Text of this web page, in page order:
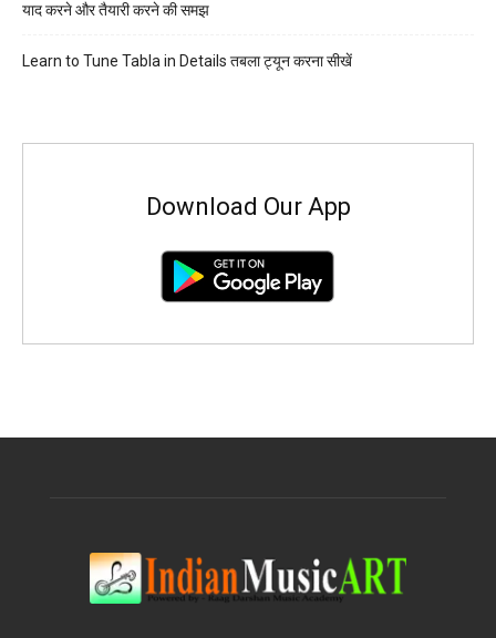
याद करने और तैयारी करने की समझ
Learn to Tune Tabla in Details तबला ट्यून करना सीखें
Download Our App